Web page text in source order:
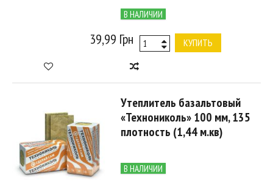
В НАЛИЧИИ
39,99 Грн КУПИТЬ
Утеплитель базальтовый
«Технониколь» 100 мм, 135
плотность (1,44 м.кв)
В НАЛИЧИИ